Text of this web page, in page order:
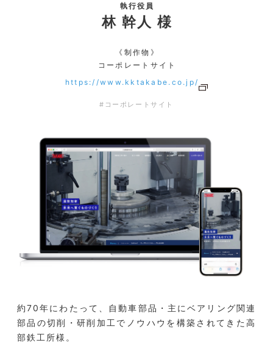
執行役員
林 幹人 様
《制作物》
コーポレートサイト
https://www.kktakabe.co.jp/
#コーポレートサイト
約70年にわたって、自動車部品・主にベアリング関連
部品の切削・研削加工でノウハウを構築されてきた高
部鉄工所様。